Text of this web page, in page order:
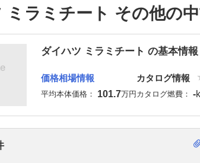
ミラミチート その他の
ダイハツ ミラミチート の基本情報
価格相場情報
平均本体価格： 101.7万円
カタログ情報
カタログ燃費： -